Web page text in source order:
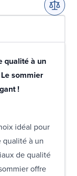
qualité à un
sommier
!
idéal pour
à un
de qualité
offre